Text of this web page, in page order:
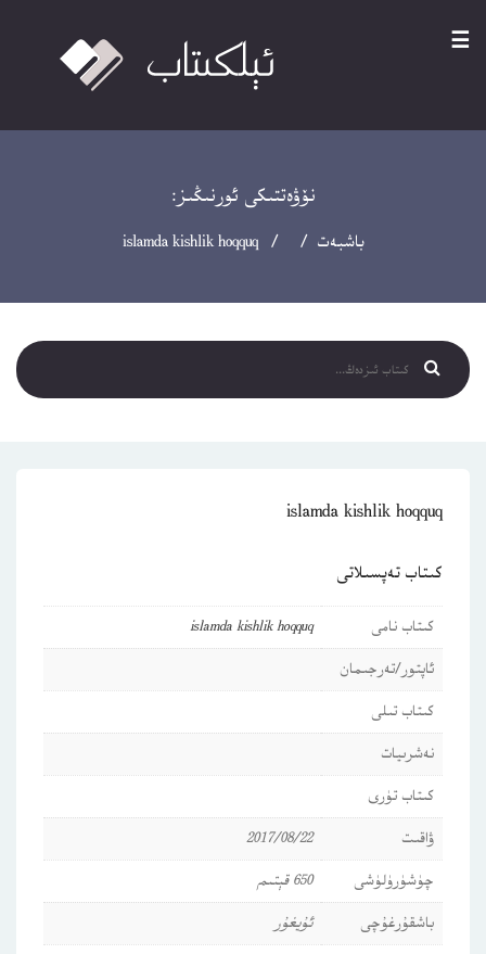
☰
نۆۋەتتىكى ئورنىڭىز:
باشبەت / / islamda kishlik hoqquq
islamda kishlik hoqquq
كىتاب تەپسىلاتى
كىتاب نامى
islamda kishlik hoqquq
ئاپتور/تەرجىمان
كىتاب تىلى
نەشرىيات
كىتاب تۈرى
ۋاقىت
2017/08/22
چۈشۈرۈلۈشى
650 قېتىم
باشقۇرغۇچى
ئۇيغۇر